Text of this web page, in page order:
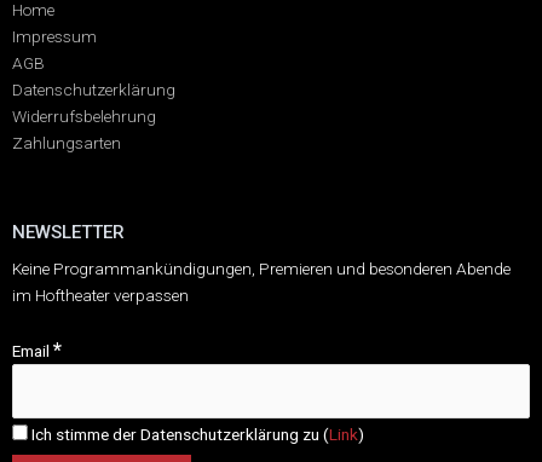
Home
Impressum
AGB
Datenschutzerklärung
Widerrufsbelehrung
Zahlungsarten
NEWSLETTER
Keine Programmankündigungen, Premieren und besonderen Abende
im Hoftheater verpassen
Email *
Ich stimme der Datenschutzerklärung zu (Link)